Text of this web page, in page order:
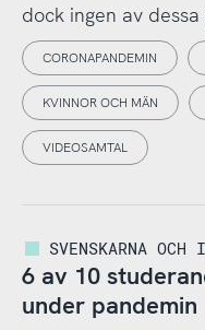
dock ingen av
CORONAPANDEMIN
KVINNOR OCH MÄN
VIDEOSAMTAL
SVENSKARNA
6 av 10
under pandemin